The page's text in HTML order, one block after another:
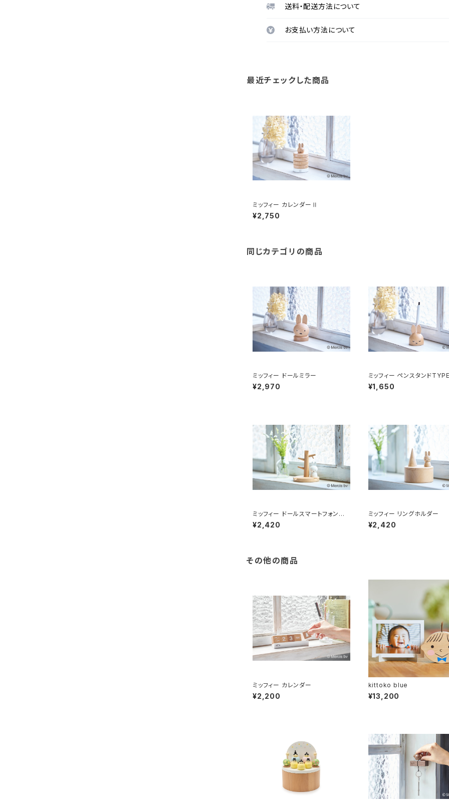
送料・配送方法について
お支払い方法について
最近チェックした商品
ミッフィー カレンダーⅡ
¥2,750
同じカテゴリの商品
ミッフィー ドールミラー
¥2,970
ミッフィー ペンスタンド
¥1,650
ミッフィー ドールスマートフォンスタ
ンド
¥2,420
ミッフィー リングホルダー
¥2,420
その他の商品
ミッフィー カレンダー
¥2,200
kittoko blue
¥13,200